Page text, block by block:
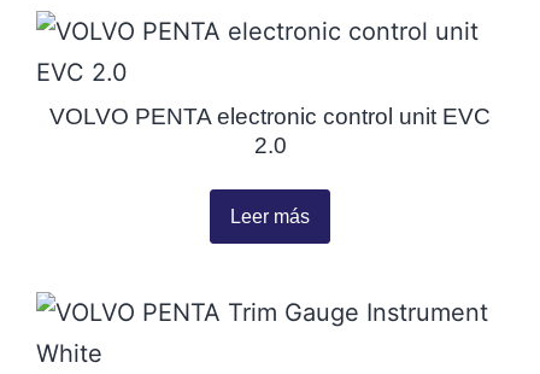
VOLVO PENTA electronic control unit EVC
2.0
Leer más